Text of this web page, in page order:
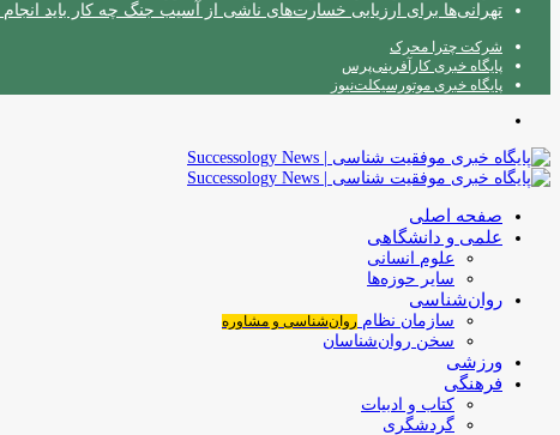
تهرانی‌ها برای ارزیابی خسارت‌های ناشی از آسیب جنگ چه کار باید انجام
شرکت چترا محرک
پایگاه خبری کارآفرینی‌پرس
پایگاه خبری موتورسیکلت‌نیوز
صفحه اصلی
علمی و دانشگاهی
علوم انسانی
سایر حوزه‌ها
روان‌شناسی
سازمان نظام روان‌شناسی و مشاوره
سخن روان‌شناسان
ورزشی
فرهنگی
کتاب و ادبیات
گردشگری